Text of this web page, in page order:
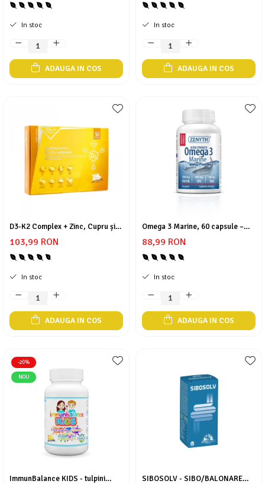
In stoc
ADAUGA IN COS
In stoc
ADAUGA IN COS
D3-K2 Complex + Zinc, Cupru și
103,99 RON
In stoc
ADAUGA IN COS
Omega 3 Marine, 60 capsule –
mg / DHA 300 mg) pentru Inimă,
Creier și Ochi
88,99 RON
In stoc
ADAUGA IN COS
-20%
NOU
ImmunBalance KIDS - tulpini
SIBOSOLV - SIBO/BALONARE